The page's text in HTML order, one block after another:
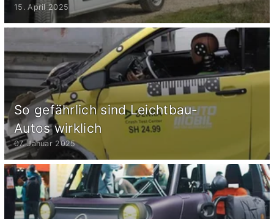
15. April 2025
So gefährlich sind Leichtbau-
Autos wirklich
07. Januar 2025